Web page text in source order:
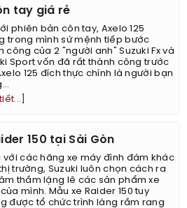
tay giá rẻ
phiên bản côn tay, Axelo 125
trong mình sứ mệnh tiếp bước
công của 2 "người anh" Suzuki Fx và
Sport vốn đã rất thành công trước
125 đích thực chính là người bạn
150 tại Sài Gòn
với các hãng xe máy đình đám khác
trường, Suzuki luôn chọn cách ra
thầm lặng lẽ các sản phẩm xe
mình. Mẫu xe Raider 150 tuy
được tổ chức trình làng rầm rang